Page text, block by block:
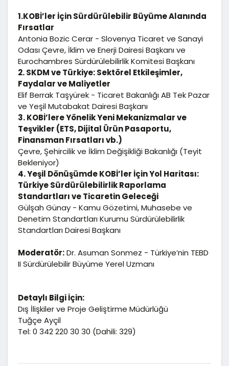
1.KOBİ’ler İçin Sürdürülebilir Büyüme Alanında
Fırsatlar
Antonia Bozic Cerar - Slovenya Ticaret ve Sanayi
Odası Çevre, İklim ve Enerji Dairesi Başkanı ve
Eurochambres Sürdürülebilirlik Komitesi Başkanı
2. SKDM ve Türkiye: Sektörel Etkileşimler,
Faydalar ve Maliyetler
Elif Berrak Taşyürek - Ticaret Bakanlığı AB Tek Pazar
ve Yeşil Mutabakat Dairesi Başkanı
3. KOBİ’lere Yönelik Yeni Mekanizmalar ve
Teşvikler (ETS, Dijital Ürün Pasaportu,
Finansman Fırsatları vb.)
Çevre, Şehircilik ve İklim Değişikliği Bakanlığı (Teyit
Bekleniyor)
4. Yeşil Dönüşümde KOBİ’ler İçin Yol Haritası:
Türkiye Sürdürülebilirlik Raporlama
Standartları ve Ticaretin Geleceği
Gülşah Günay - Kamu Gözetimi, Muhasebe ve
Denetim Standartları Kurumu Sürdürülebilirlik
Standartları Dairesi Başkanı
Moderatör:Dr. Asuman Sonmez - Türkiye’nin TEBD
II Sürdürülebilir Büyüme Yerel Uzmanı
Detaylı Bilgi İçin:
Dış İlişkiler ve Proje Geliştirme Müdürlüğü
Tuğçe Ayçil
Tel: 0 342 220 30 30 (Dahili: 329)